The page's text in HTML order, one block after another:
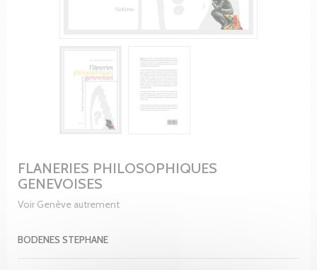
FLANERIES PHILOSOPHIQUES
GENEVOISES
Voir Genève autrement
BODENES STEPHANE